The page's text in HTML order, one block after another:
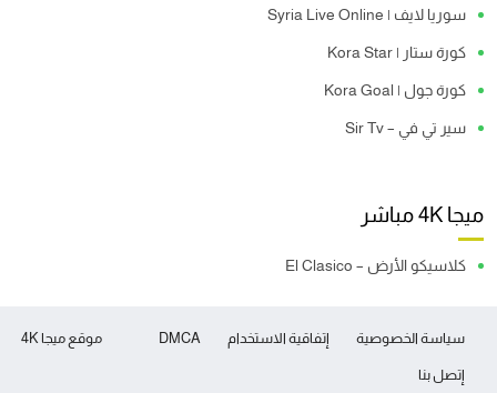
سوريا لايف | Syria Live Online
كورة ستار | Kora Star
كورة جول | Kora Goal
سير تي في – Sir Tv
ميجا 4K مباشر
كلاسيكو الأرض – El Clasico
موقع ميجا 4K سياسة الخصوصية إتفاقية الاستخدام DMCA
إتصل بنا